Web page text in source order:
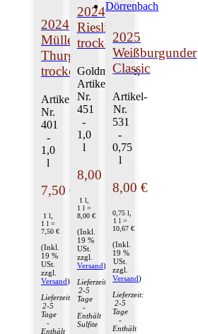
2024
Müller-
Thurgau
trocken
Artikel-
Nr.
401
-
1,0
l
7,50 €
1 l,
1 l =
7,50 €
(Inkl.
19 %
USt.
zzgl.
Versand)
Lieferzeit:
2-5
Tage
-
Enthält
2024
Riesling
trocken
Goldmedaille,
Artikel-
Nr.
451
-
1,0
l
8,00 €
1 l,
1 l =
8,00 €
(Inkl.
19 %
USt.
zzgl.
Versand)
Lieferzeit:
2-5
Tage
-
Enthält
Sulfite
2025
Weißburgunder
Classic
Artikel-
Nr.
531
-
0,75
l
8,00 €
0,75 l,
1 l =
10,67 €
(Inkl.
19 %
USt.
zzgl.
Versand)
Lieferzeit:
2-5
Tage
-
Enthält